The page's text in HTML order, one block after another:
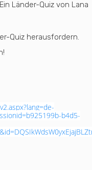
Länder-Quiz von Lana
Quiz herausfordern.
b4d5-